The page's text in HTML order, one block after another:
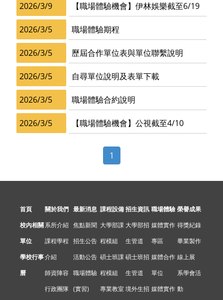
2026/3/9 【職場體驗機會】伊林娛樂截至6/19
2026/3/5 職場體驗期程
2026/3/5 歷屆合作單位表與單位聯繫說明
2026/3/5 自尋單位說明及表單下載
2026/3/5 職場體驗合約說明
2026/3/5 【職場體驗機會】公視截至4/10
1
首頁
校內相關
單位
學校行事
曆
關於我們
系所介紹
課程學程
介紹
師資陣容
行政團隊
最新消息
焦點新聞
招生公告
活動公告
職場體驗
(實習)
課程設備
大學部課
程模組
碩士班課
程模組
專業教室
招生資訊
大學部招
生管道
碩士班招
生管道
境外生招
職場體驗
媒體實作
專區
媒體合作
單位
媒體實作
榮譽成果
得獎紀錄
畢業製作
線上展
系學會活
動